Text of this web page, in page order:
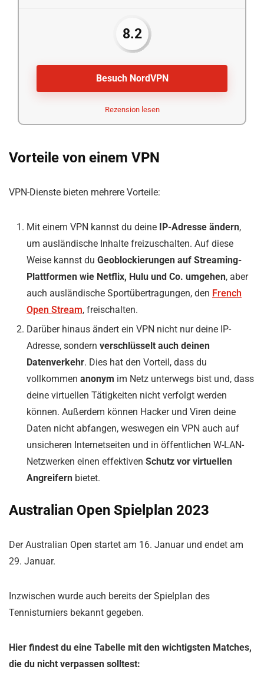
8.2
Besuch NordVPN
Rezension lesen
Vorteile von einem VPN
VPN-Dienste bieten mehrere Vorteile:
Mit einem VPN kannst du deine IP-Adresse ändern,
um ausländische Inhalte freizuschalten. Auf diese
Weise kannst du Geoblockierungen auf Streaming-
Plattformen wie Netflix, Hulu und Co. umgehen, aber
auch ausländische Sportübertragungen, den French
Open Stream, freischalten.
Darüber hinaus ändert ein VPN nicht nur deine IP-
Adresse, sondern verschlüsselt auch deinen
Datenverkehr. Dies hat den Vorteil, dass du
vollkommen anonym im Netz unterwegs bist und, dass
deine virtuellen Tätigkeiten nicht verfolgt werden
können. Außerdem können Hacker und Viren deine
Daten nicht abfangen, weswegen ein VPN auch auf
unsicheren Internetseiten und in öffentlichen W-LAN-
Netzwerken einen effektiven Schutz vor virtuellen
Angreifern bietet.
Australian Open Spielplan 2023
Der Australian Open startet am 16. Januar und endet am
29. Januar.
Inzwischen wurde auch bereits der Spielplan des
Tennisturniers bekannt gegeben.
Hier findest du eine Tabelle mit den wichtigsten Matches,
die du nicht verpassen solltest: